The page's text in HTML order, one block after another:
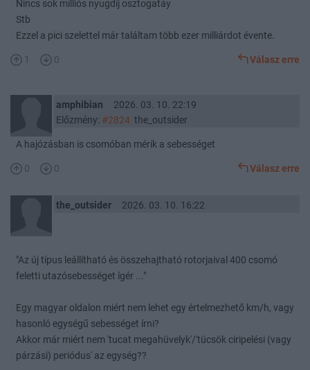
Nincs sok milliós nyugdíj osztogatáy
Stb
Ezzel a pici szelettel már találtam több ezer milliárdot évente.
1 0 Válasz erre
amphibian
2026. 03. 10. 22:19
Előzmény: #2824the_outsider
A hajózásban is csomóban mérik a sebességet
0 0 Válasz erre
the_outsider 2026. 03. 10. 16:22
"Az új típus leállítható és összehajtható rotorjaival 400 csomó
feletti utazósebességet ígér ..."
Egy magyar oldalon miért nem lehet egy értelmezhető km/h, vagy
hasonló egységű sebességet írni?
Akkor már miért nem 'tucat megahüvelyk'/'tücsök ciripelési (vagy
párzási) periódus' az egység??